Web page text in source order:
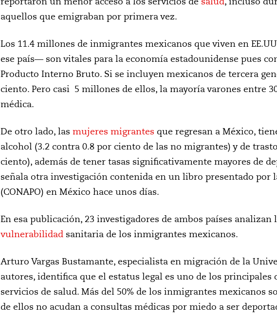
aquellos que emigraban por primera vez.
Los 11.4 millones de inmigrantes mexicanos que viven en
ese país— son vitales para la economía estadounidense pues
Producto Interno Bruto. Si se incluyen mexicanos de tercera
ciento. Pero casi 5 millones de ellos, la mayoría varones entre
médica.
De otro lado, las mujeres migrantes que regresan a México,
alcohol (3.2 contra 0.8 por ciento de las no migrantes) y de
ciento), además de tener tasas significativamente mayores de
señala otra investigación contenida en un libro presentado por
(CONAPO) en México hace unos días.
En esa publicación, 23 investigadores de ambos países analizan
vulnerabilidadsanitaria de los inmigrantes mexicanos.
Arturo Vargas Bustamante, especialista en migración de la
autores, identifica que el estatus legal es uno de los principales
servicios de salud. Más del 50% de los inmigrantes mexicanos
de ellos no acudan a consultas médicas por miedo a ser